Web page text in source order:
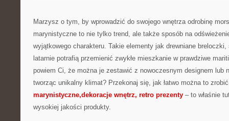
Marzysz o tym, by wprowadzić do swojego wnętrza odrobinę
marynistyczne to nie tylko trend, ale także sposób na
wyjątkowego charakteru. Takie elementy jak drewniane
latarnie potrafią przemienić zwykłe mieszkanie w prawdziwe
powiem Ci, że można je zestawić z nowoczesnym designem lub
tworząc unikalny klimat? Przekonaj się, jak łatwo można to
marynistyczne,dekoracje wnętrz, retro prezenty – to właśnie
wysokiej jakości produkty.